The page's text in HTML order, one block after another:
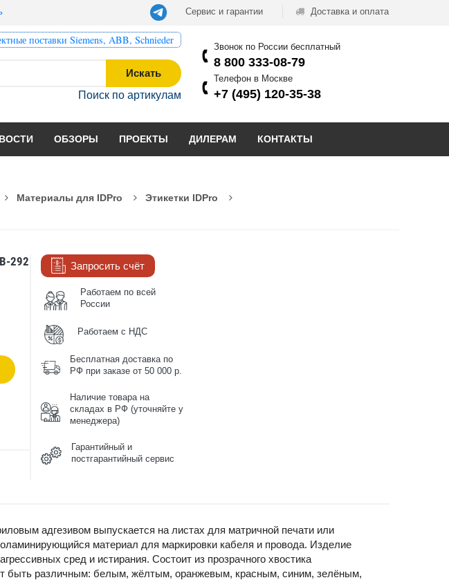
Сервис и гарантии Доставка и оплата
поставки Siemens, ABB, Schnieder
Искать
Поиск по артикулам
Звонок по России бесплатный
8 800 333-08-79
Телефон в Москве
+7 (495) 120-35-38
ОБЗОРЫ ПРОЕКТЫ ДИЛЕРАМ КОНТАКТЫ
Материалы для IDPro
Этикетки IDPro
292 Запросить счёт
Работаем по всей
России
Работаем с НДС
Бесплатная доставка по
РФ при заказе от 50 000 р.
Наличие товара на
складах в РФ (уточняйте у
менеджера)
Гарантийный и
постгарантийный сервис
адгезивом выпускается на листах для матричной печати или
материал для маркировки кабеля и провода. Изделие
сред и истирания. Состоит из прозрачного хвостика
быть различным: белым, жёлтым, оранжевым, красным, синим, зелёным,